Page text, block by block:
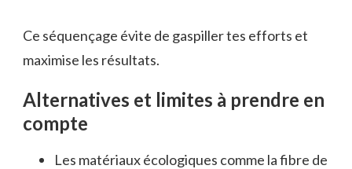
Ce séquençage évite de gaspiller tes efforts et
maximise les résultats.
Alternatives et limites à prendre en
compte
Les matériaux écologiques comme la fibre de